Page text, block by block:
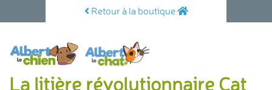
Retour à la boutique
La litière révolutionnaire Cat